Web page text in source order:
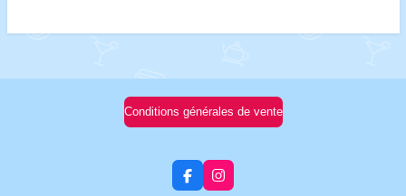
Conditions générales de vente
F
I